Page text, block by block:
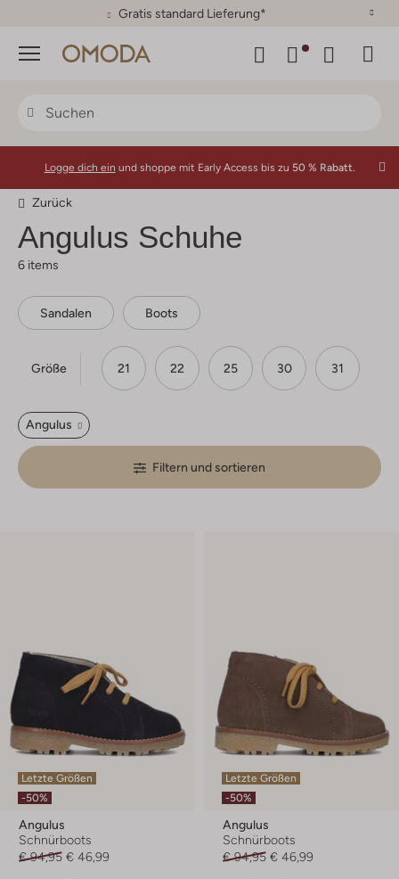
30 Tage Rückgaberecht
Menü
Logge dich ein und shoppe mit Early Access bis zu 50 % Rabatt.
Zurück
Angulus Schuhe
6 items
Sandalen Boots
Größe 21 22 25 30 31
Angulus
Filtern und sortieren
Letzte Größen
-50%
Angulus
Schnürboots
€ 94,95 € 46,99
Letzte Größen
-50%
Angulus
Schnürboots
€ 94,95 € 46,99